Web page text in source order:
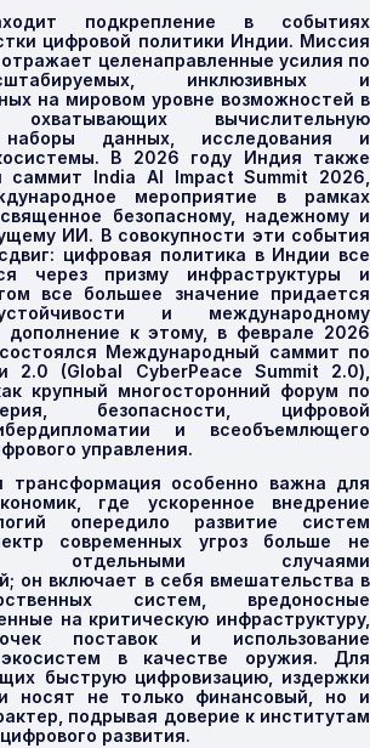
подкрепление в событиях
цифровой политики Индии. Миссия
отражает целенаправленные усилия по
инклюзивных и
на мировом уровне возможностей в
вычислительную
наборы данных, исследования и
В 2026 году Индия также
саммит India AI Impact Summit 2026
мероприятие в рамках
безопасному, надежному и
ИИ. В совокупности эти события
цифровая политика в Индии все
через призму инфраструктуры и
все большее значение придается
и международному
дополнение к этому, в феврале 2026
Международный саммит по
2.0 (Global CyberPeace Summit 2.0),
крупный многосторонний форум по
безопасности, цифровой
и всеобъемлющего
управления.
трансформация особенно важна для
где ускоренное внедрение
опередило развитие систем
современных угроз больше не
отдельными случаями
он включает в себя вмешательства в
систем, вредоносные
на критическую инфраструктуру,
поставок и использование
в качестве оружия. Для
быструю цифровизацию, издержки
носят не только финансовый, но и
подрывая доверие к институтам
развития.